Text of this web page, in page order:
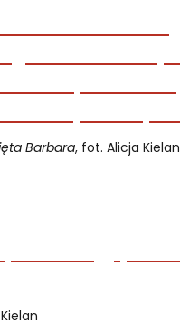
Barbara, fot. Alicja Kielan